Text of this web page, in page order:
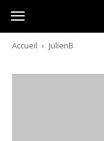
Australia-
australie.com
Accueil JulienB